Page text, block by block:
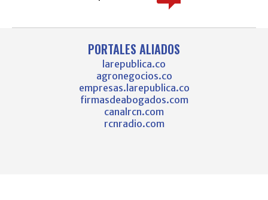
PORTALES ALIADOS
larepublica.co
agronegocios.co
empresas.larepublica.co
firmasdeabogados.com
canalrcn.com
rcnradio.com